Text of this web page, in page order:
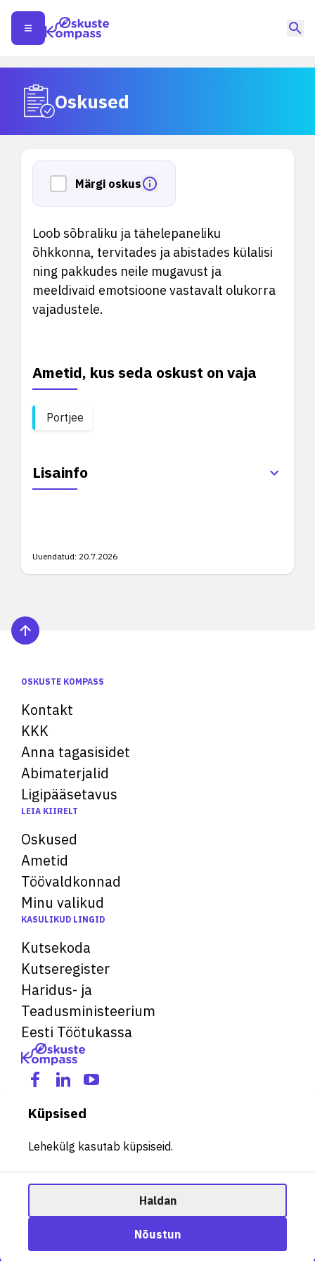
Oskused
Märgi oskus
Loob sõbraliku ja tähelepaneliku
õhkkonna, tervitades ja abistades külalisi
ning pakkudes neile mugavust ja
meeldivaid emotsioone vastavalt olukorra
vajadustele.
Ametid, kus seda oskust on vaja
Portjee
Lisainfo
Uuendatud: 20.7.2026
Ametisoovitaja
OSKUSTE KOMPASS
Kontakt
KKK
Anna tagasisidet
Abimaterjalid
Ligipääsetavus
LEIA KIIRELT
Oskused
Ametid
Töövaldkonnad
Minu valikud
KASULIKUD LINGID
Kutsekoda
Kutseregister
Haridus- ja
Teadusministeerium
Eesti Töötukassa
Küpsised
Lehekülg kasutab küpsiseid.
Haldan
Nõustun